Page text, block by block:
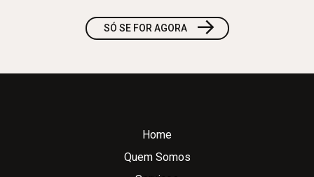
SÓ SE FOR AGORA →
Home
Quem Somos